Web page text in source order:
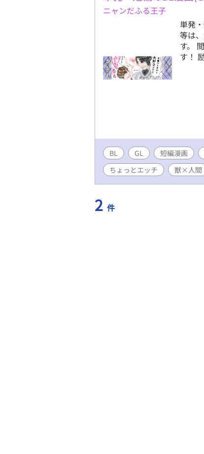
ニャンだふる王子
単発
等は
す。
す！
BL GL 短編漫画
ちょっとエッチ
獣×人間
2 件